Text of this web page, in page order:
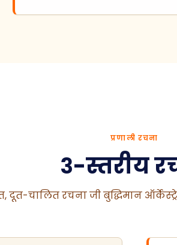
प्रणाली रचना
३-स्तरीय
दूत-चालित रचना जी बुद्धिमान